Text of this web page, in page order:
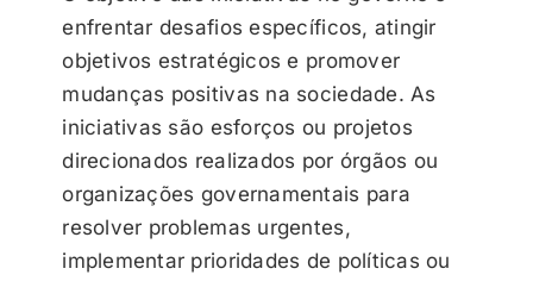
enfrentar desafios específicos, atingir
objetivos estratégicos e promover
mudanças positivas na sociedade. As
iniciativas são esforços ou projetos
direcionados realizados por órgãos ou
organizações governamentais para
resolver problemas urgentes,
implementar prioridades de políticas ou